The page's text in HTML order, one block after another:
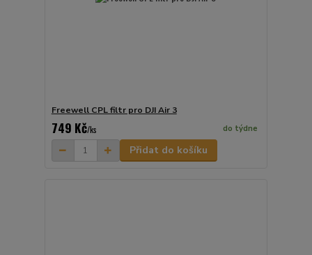
Freewell CPL filtr pro DJI Air 3
749 Kč/ks do týdne
Přidat do košíku